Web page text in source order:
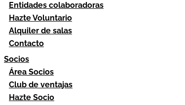
Entidades colaboradoras
Hazte Voluntario
Alquiler de salas
Contacto
Socios
Área Socios
Club de ventajas
Hazte Socio